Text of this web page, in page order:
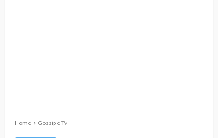
Home Gossip e Tv